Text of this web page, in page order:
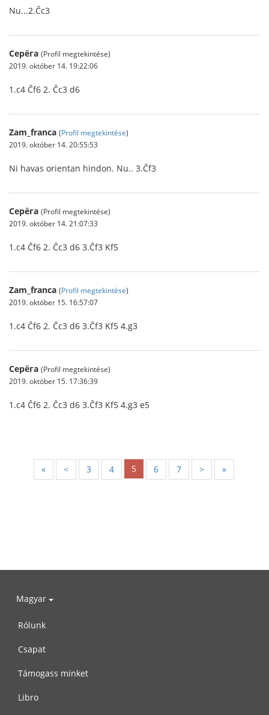
Nu...2.Ĉc3
Серёга (Profil megtekintése)
2019. október 14. 19:22:06
1.c4 Ĉf6 2. Ĉc3 d6
Zam_franca (Profil megtekintése)
2019. október 14. 20:55:53
Ni havas orientan hindon. Nu.. 3.Ĉf3
Серёга (Profil megtekintése)
2019. október 14. 21:07:33
1.c4 Ĉf6 2. Ĉc3 d6 3.Ĉf3 Kf5
Zam_franca (Profil megtekintése)
2019. október 15. 16:57:07
1.c4 Ĉf6 2. Ĉc3 d6 3.Ĉf3 Kf5 4.g3
Серёга (Profil megtekintése)
2019. október 15. 17:36:39
1.c4 Ĉf6 2. Ĉc3 d6 3.Ĉf3 Kf5 4.g3 e5
« < 3 4 5 6 7 > »
Magyar
Rólunk
Csapat
Támogass minket
Libro